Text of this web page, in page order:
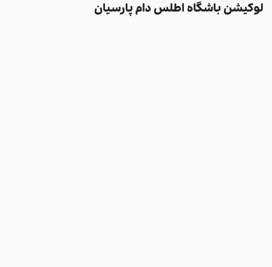
لوکیشن باشگاه اطلس دام پارسیان